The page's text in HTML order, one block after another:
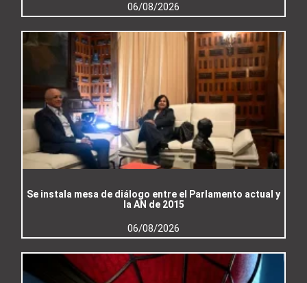
06/08/2026
Se instala mesa de diálogo entre el Parlamento actual y
la AN de 2015
06/08/2026